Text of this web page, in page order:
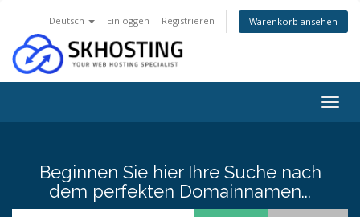
Deutsch Einloggen Registrieren Warenkorb ansehen
Beginnen Sie hier Ihre Suche nach
dem perfekten Domainnamen...